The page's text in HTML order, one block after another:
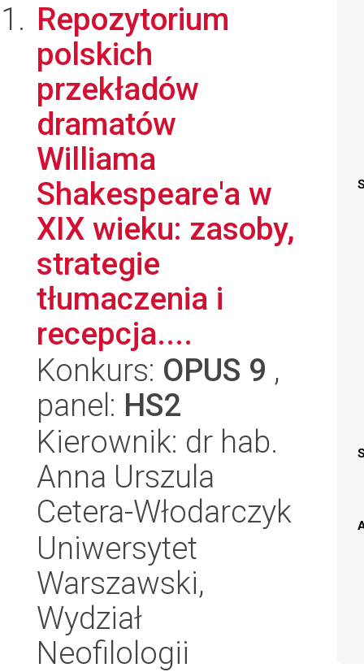
Repozytorium
polskich
przekładów
dramatów
Williama
Shakespeare'a w
XIX wieku: zasoby,
strategie
tłumaczenia i
recepcja....
Konkurs: OPUS 9 ,
panel: HS2
Kierownik: dr hab.
Anna Urszula
Cetera-Włodarczyk
Uniwersytet
Warszawski,
Wydział
Neofilologii